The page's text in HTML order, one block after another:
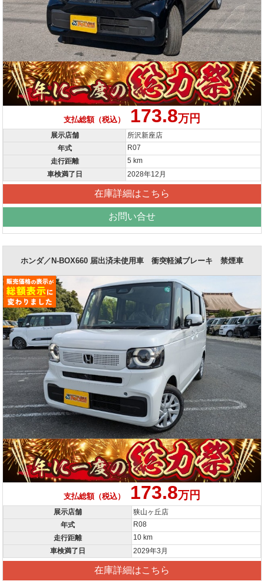
支払総額（税込） 173.8万円
展示店舗
所沢新座店
年式
R07
走行距離
5 km
車検満了日
2028年12月
在庫詳細はこちら
お問い合せ
ホンダ／N-BOX660 届出済未使用車 衝突軽減ブレーキ 禁煙車
支払総額（税込） 173.8万円
展示店舗
狭山ヶ丘店
年式
R08
走行距離
10 km
車検満了日
2029年3月
在庫詳細はこちら